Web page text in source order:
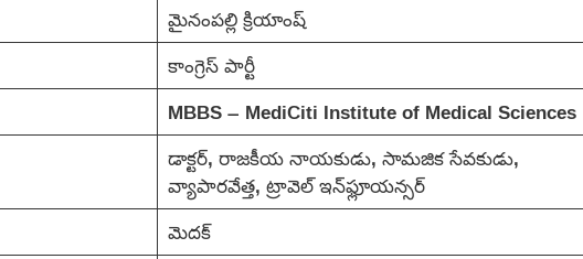
మైనంపల్లి క్రియాంష్
కాంగ్రెస్ పార్టీ
MBBS – MediCiti Institute of Medical Sciences
డాక్టర్, రాజకీయ నాయకుడు, సామజిక సేవకుడు,
వ్యాపారవేత్త, ట్రావెల్ ఇన్‌ఫ్లూయన్సర్
మెదక్